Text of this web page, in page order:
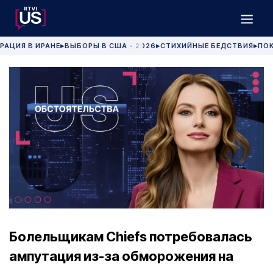
В ИРАНЕ▶ВЫБОРЫ В США - 2026 ▶СТИХИЙНЫЕ БЕДСТВИЯ▶
Болельщикам Chiefs потребовалась
ампутация из-за обморожения на